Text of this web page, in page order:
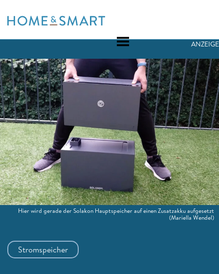
to
Stromspeicher
ANZEIGE
Hier wird gerade der Solakon Hauptspeicher auf einen Zusatzakku aufgesetzt
(Mariella Wendel)